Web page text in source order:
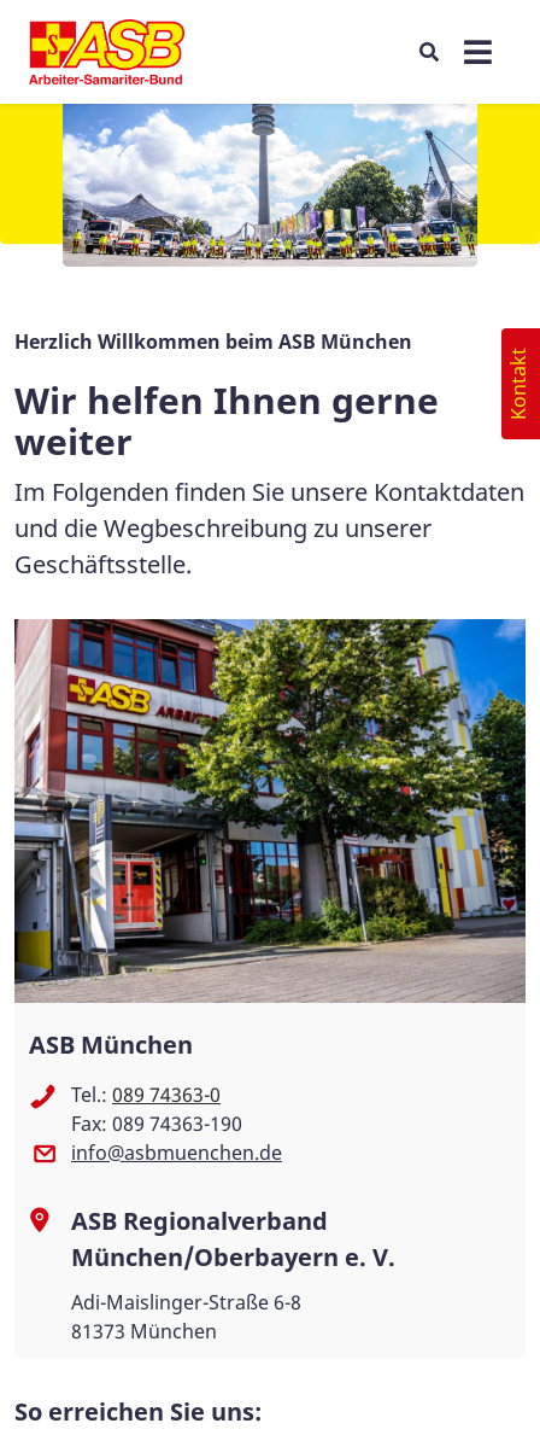
Herzlich Willkommen beim ASB München
Wir helfen Ihnen gerne
weiter
Im Folgenden finden Sie unsere Kontaktdaten
und die Wegbeschreibung zu unserer
Geschäftsstelle.
ASB München
Tel.: 089 74363-0
Fax: 089 74363-190
info@asbmuenchen.de
ASB Regionalverband
München/Oberbayern e. V.
Adi-Maislinger-Straße 6-8
81373 München
So erreichen Sie uns:
Kontakt